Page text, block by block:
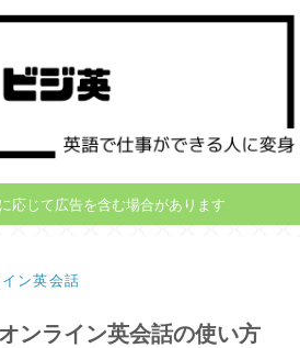
応じて広告を含む場合があります
ン英会話
ンライン英会話の使い方